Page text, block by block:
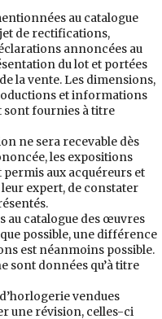
au catalogue
de rectifications,
annoncées au
du lot et portées
la vente. Les dimensions,
et informations
sont fournies à titre
ne sera recevable dès
les expositions
permis aux acquéreurs et
expert, de constater
au catalogue des œuvres
possible, une différence
est néanmoins possible.
sont données qu’à titre
vendues
une révision, celles-ci